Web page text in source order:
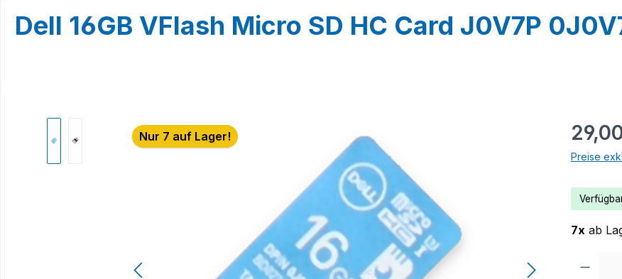
Dell 16GB VFlash Micro SD HC Card J0V7P
Bildergalerie überspringen
Nur 7 auf Lager!
Preise
7x ab
Produkt